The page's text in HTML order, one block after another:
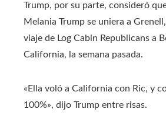
Trump, por su parte, consideró
Melania Trump se uniera a
viaje de Log Cabin Republicans a
California, la semana pasada.
«Ella voló a California con Ric, y
100%», dijo Trump entre risas.